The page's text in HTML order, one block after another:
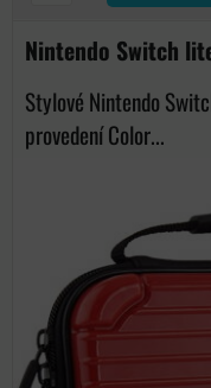
Nintendo Switch
Stylové Nintendo
provedení Color...